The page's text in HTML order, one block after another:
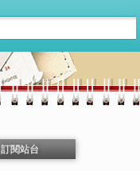
訂閱站台